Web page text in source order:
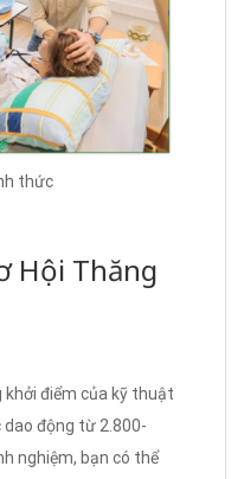
thức
Hội Thăng
điểm của kỹ thuật
động từ 2.800-
nghiệm, bạn có thể